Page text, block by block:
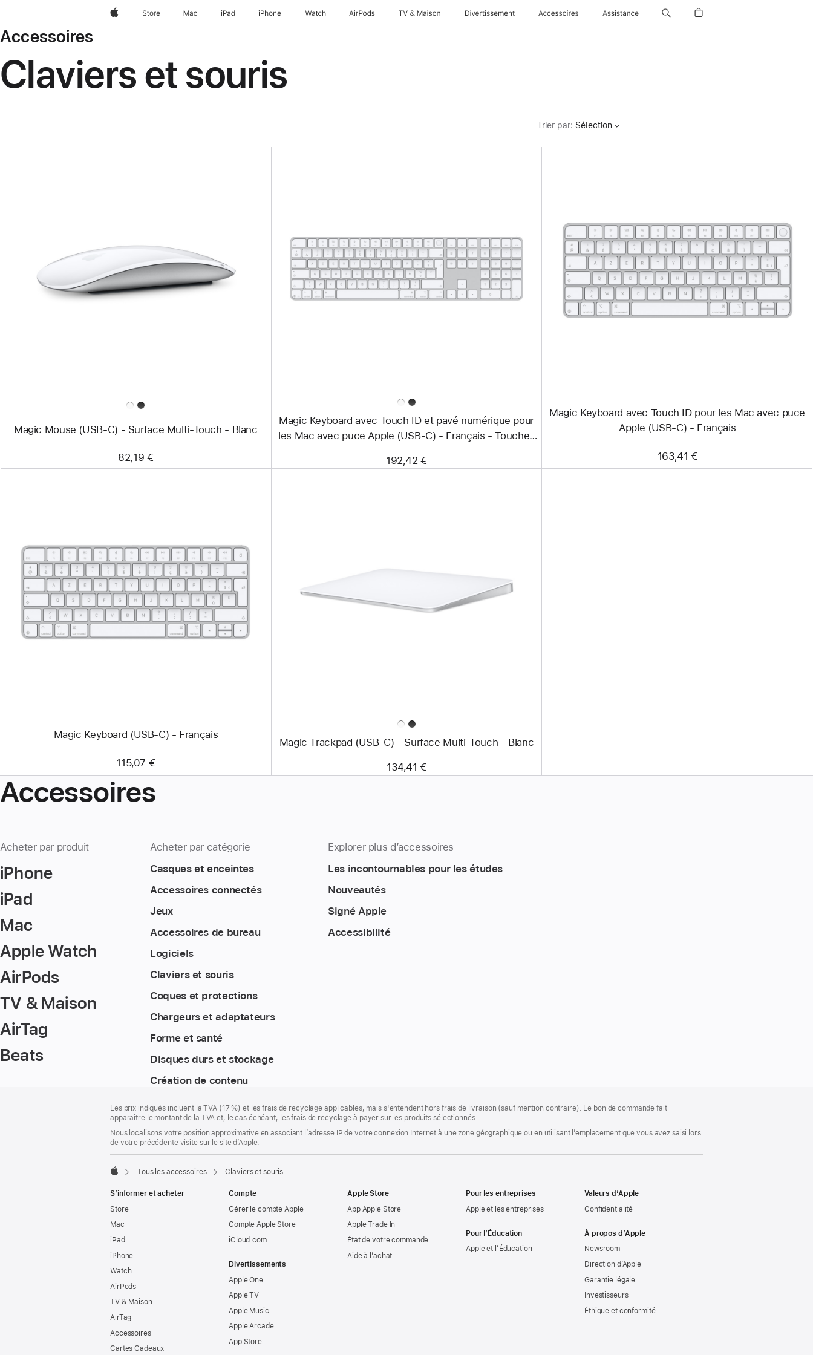
AppleStore Mac iPad iPhone Watch AirPods TV & Maison Divertissements Accessoires Assistance
Accessoires
Claviers et souris
Trier par: Sélection
Image
-
Magic
Mouse
Magic Mouse (USB‑C) - Surface Multi‑Touch - Blanc
82,19 €
Précédent
Image
-
Magic Keyboard
avec
Apple
-
Français
-
blanches
Magic Keyboard avec Touch ID et pavé numérique pour
les Mac avec puce Apple (USB‑C) - Français - Touches
192,42 €
Précédent
Image
-
Magic
Keyboard
Touch ID
-
Français
Magic Keyboard avec Touch ID pour les Mac avec puce
Apple (USB-C) - Français
163,41 €
Précédent
Image
-
Magic
Keyboard
C) -
Magic Keyboard (USB-C) - Français
115,07 €
Magic
Magic Trackpad (USB‑C) - Surface Multi‑Touch - Blanc
134,41 €
Accessoires
Acheter par produit
iPhone
iPad
Mac
Apple Watch
AirPods
TV & Maison
AirTag
Beats
Acheter par catégorie
Casques et enceintes
Accessoires connectés
Jeux
Accessoires de bureau
Logiciels
Claviers et souris
Coques et protections
Chargeurs et adaptateurs
Forme et santé
Disques durs et stockage
Création de contenu
Explorer plus d’accessoires
Les incontournables pour les études
Nouveautés
Signé Apple
Accessibilité
de
page
de
bas
de
page
Les prix indiqués incluent la TVA (17 %) et les frais de recyclage applicables, mais s'entendent hors frais de livraison (sauf mention contraire). Le bon de commande fait
apparaître le montant de la TVA et, le cas échéant, les frais de recyclage à payer sur les produits sélectionnés.
Nous localisons votre position approximative en associant l’adresse IP de votre connexion Internet à une zone géographique ou en utilisant l’emplacement que vous avez saisi lors
de votre précédente visite sur le site d’Apple.
Tous les accessoires Claviers et souris
S’informer et acheter
Store
Mac
iPad
iPhone
Watch
AirPods
TV & Maison
AirTag
Accessoires
Cartes Cadeaux
Compte
Gérer le compte Apple
Compte Apple Store
iCloud.com
Divertissements
Apple One
Apple TV
Apple Music
Apple Arcade
App Store
Apple Store
App Apple Store
Apple Trade In
État de votre commande
Aide à l’achat
Pour les entreprises
Apple et les entreprises
Pour l’Éducation
Apple et l’Éducation
Valeurs d’Apple
Confidentialité
À propos d’Apple
Newsroom
Direction d’Apple
Garantie légale
Investisseurs
Éthique et conformité